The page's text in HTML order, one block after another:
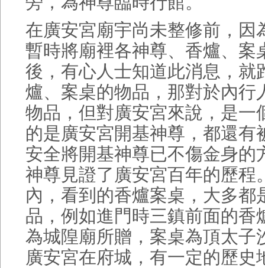
在廣安宮廟宇尚未整修前，因
暫時將廟裡各神尊、香爐、案
後，有心人士知道此消息，就
爐、案桌的物品，那對於內行
物品，但對廣安宮來說，是一
的是廣安宮開基神尊，都還有
安全將開基神尊已不傷金身的
神尊見證了廣安宮百年的歷程
內，看到的香爐案桌，大多都
品，例如進門時三鎮前面的香
為城隍廟所贈，案桌為頂太子
廣安宮在府城，有一定的歷史